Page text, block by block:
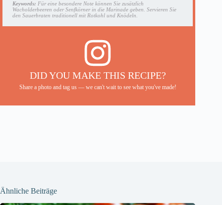
Keywords: Für eine besondere Note können Sie zusätzlich
Wacholderbeeren oder Senfkörner in die Marinade geben. Servieren Sie
den Sauerbraten traditionell mit Rotkohl und Knödeln.
DID YOU MAKE THIS RECIPE?
Share a photo and tag us — we can't wait to see what you've made!
Ähnliche Beiträge